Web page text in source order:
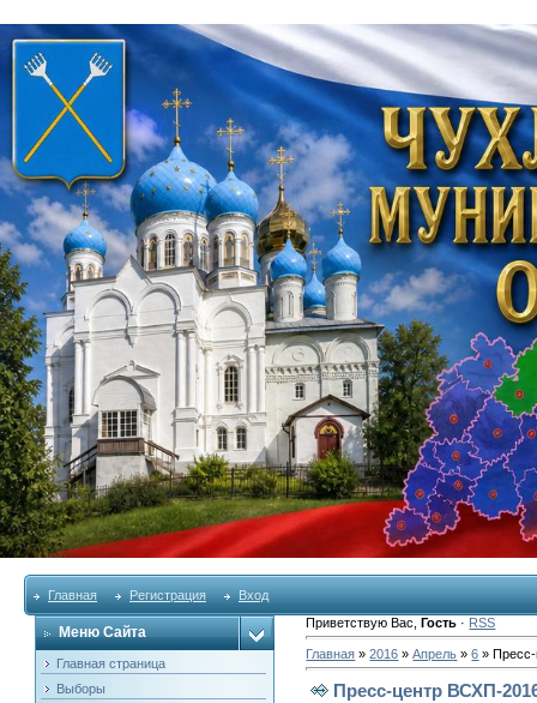
Главная Регистрация Вход
Меню Сайта
Главная страница
Выборы
Приветствую Вас ,Гость · RSS
Главная »2016 » Апрель » 6 » Пресс-
Пресс-центр ВСХП-